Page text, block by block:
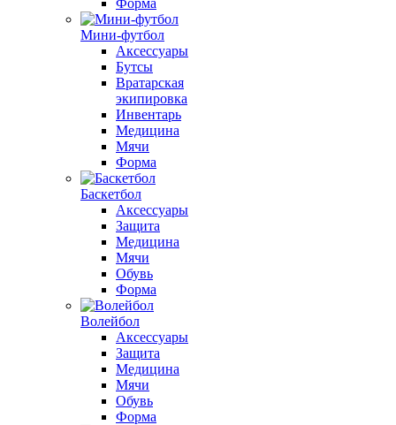
Форма
Мини-футбол
Аксессуары
Бутсы
Вратарская
экипировка
Инвентарь
Медицина
Мячи
Форма
Баскетбол
Аксессуары
Защита
Медицина
Мячи
Обувь
Форма
Волейбол
Аксессуары
Защита
Медицина
Мячи
Обувь
Форма